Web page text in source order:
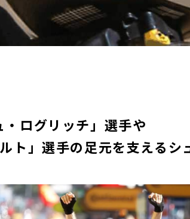
ログリッチ」選手や
ト」選手の足元を支えるシ